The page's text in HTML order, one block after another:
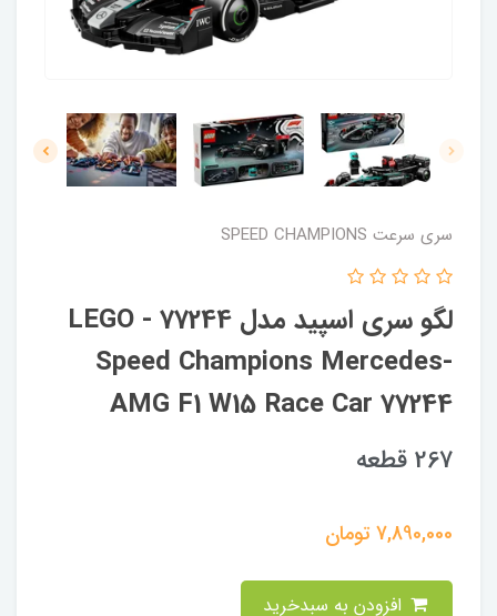
سری سرعت SPEED CHAMPIONS
لگو سری اسپید مدل 77244 - LEGO
Speed ​​Champions Mercedes-
AMG F1 W15 Race Car 77244
267 قطعه
7,890,000تومان